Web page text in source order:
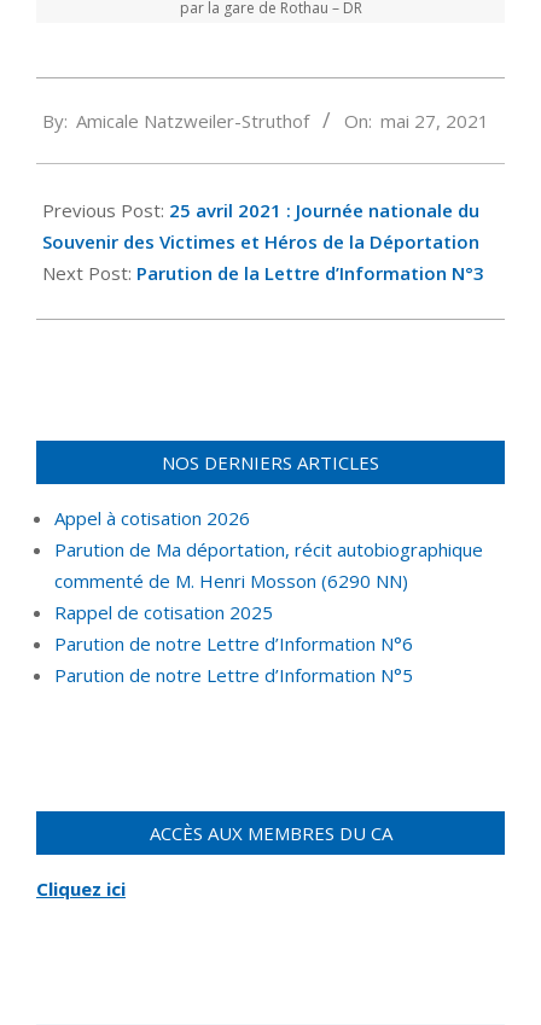
par la gare de Rothau – DR
05-
By: Amicale Natzweiler-Struthof On: mai 27, 2021
Previous Post: 25 avril 2021 : Journée nationale du
Souvenir des Victimes et Héros de la Déportation
Next Post: Parution de la Lettre d’Information N°3
NOS DERNIERS ARTICLES
Appel à cotisation 2026
Parution de Ma déportation, récit autobiographique
commenté de M. Henri Mosson (6290 NN)
Rappel de cotisation 2025
Parution de notre Lettre d’Information N°6
Parution de notre Lettre d’Information N°5
ACCÈS AUX MEMBRES DU CA
Cliquez ici